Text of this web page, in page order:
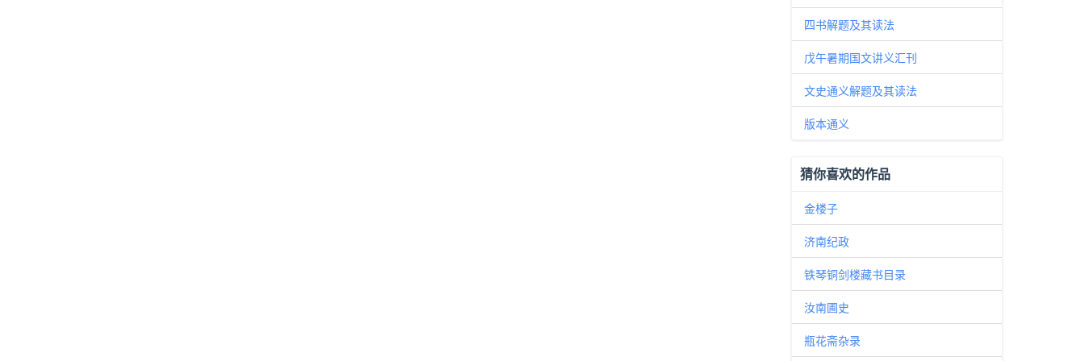
四书解题及其读法
戊午暑期国文讲义汇刊
文史通义解题及其读法
版本通义
猜你喜欢的作品
金楼子
济南纪政
铁琴铜剑楼藏书目录
汝南圃史
瓶花斋杂录